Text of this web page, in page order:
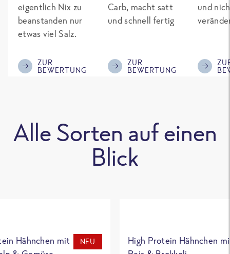
eigentlich Nix zu
beanstanden nur
etwas viel Salz.
ZUR
BEWERTUNG
Carb, macht satt
und schnell fertig
ZUR
BEWERTUNG
und
Alle Sorten auf einen
Blick
Hähnchen mit
NEU
High Protein Hähnchen